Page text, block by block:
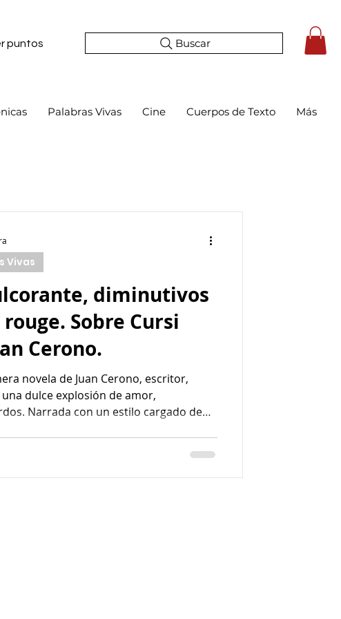
puntos Buscar
Palabras Vivas Cine Cuerpos de Texto Más
diminutivos
Sobre Cursi
Cerono.
novela de Juan Cerono, escritor,
dulce explosión de amor,
Narrada con un estilo cargado de
lo sentimental sin filtros y con un
nostálgico.
Vivas